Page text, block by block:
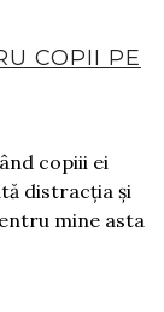
COPII PE
copiii ei
distracția și
mine asta